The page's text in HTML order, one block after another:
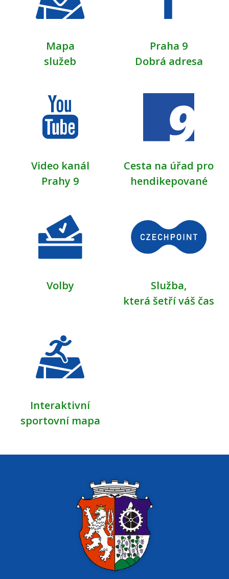
Mapa
služeb
Praha 9
Dobrá adresa
Video kanál
Prahy 9
Cesta na úřad pro
hendikepované
Volby
Služba,
která šetří váš čas
Interaktivní
sportovní mapa